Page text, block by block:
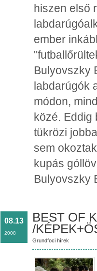
hiszen első
ember
Bulyovszky
labdarúgók
módon,
közé. Eddig
tükrözi
sem
kupás
Bulyovszky
08.13
2008
BEST OF
/
Grundfoci hírek